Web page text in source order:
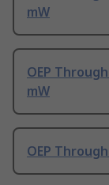
mW
OEP
mW
OEP